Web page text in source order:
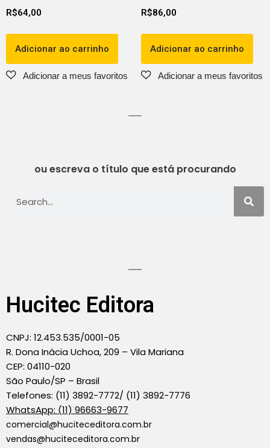
R$64,00
Adicionar ao carrinho
R$86,00
Adicionar ao carrinho
ou escreva o título que está procurando
Hucitec Editora
CNPJ: 12.453.535/0001-05
R. Dona Inácia Uchoa, 209 – Vila Mariana
CEP: 04110-020
São Paulo/SP – Brasil
Telefones: (11) 3892-7772/ (11) 3892-7776
WhatsApp: (11) 96663-9677
comercial@huciteceditora.com.br
vendas@huciteceditora.com.br